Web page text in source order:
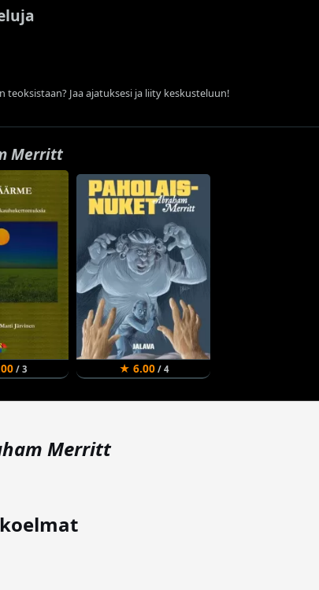
Jaa ajatuksesi ja liity keskusteluun!
Merritt
/ 3 ★ 6.00/ 4
Merritt